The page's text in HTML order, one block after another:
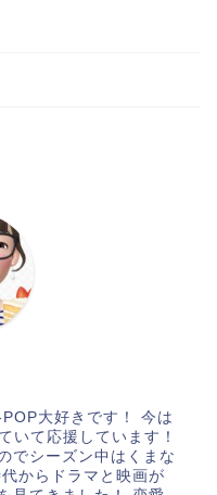
大好きです！ 今は
いて応援しています！
でシーズン中はくまな
からドラマと映画が